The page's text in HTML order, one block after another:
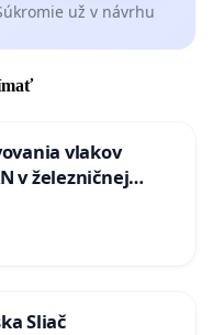
už v návrhu
vlakov
v železničnej
Sliač